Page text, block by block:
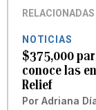
RELACIONADAS
NOTICIAS
$375,000
conoce las
Relief
Por Adriana